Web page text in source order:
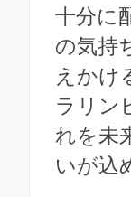
十分に
の気持
えかけ
ラリン
れを未
いが込